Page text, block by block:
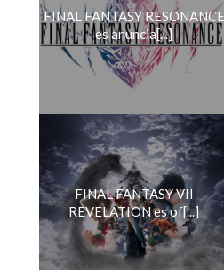
FINAL FANTASY RESONANCE
es anuncia[...]
FINAL FANTASY VII
REVELATION es of[...]